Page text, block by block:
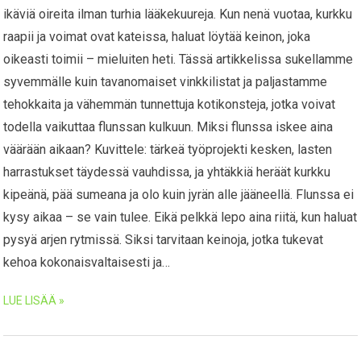
ikäviä oireita ilman turhia lääkekuureja. Kun nenä vuotaa, kurkku
raapii ja voimat ovat kateissa, haluat löytää keinon, joka
oikeasti toimii – mieluiten heti. Tässä artikkelissa sukellamme
syvemmälle kuin tavanomaiset vinkkilistat ja paljastamme
tehokkaita ja vähemmän tunnettuja kotikonsteja, jotka voivat
todella vaikuttaa flunssan kulkuun. Miksi flunssa iskee aina
väärään aikaan? Kuvittele: tärkeä työprojekti kesken, lasten
harrastukset täydessä vauhdissa, ja yhtäkkiä heräät kurkku
kipeänä, pää sumeana ja olo kuin jyrän alle jääneellä. Flunssa ei
kysy aikaa – se vain tulee. Eikä pelkkä lepo aina riitä, kun haluat
pysyä arjen rytmissä. Siksi tarvitaan keinoja, jotka tukevat
kehoa kokonaisvaltaisesti ja…
LUE LISÄÄ »